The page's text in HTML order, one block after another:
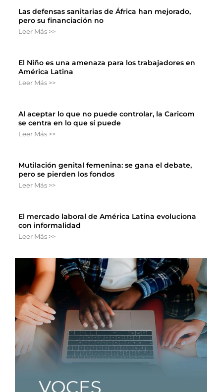
Las defensas sanitarias de África han mejorado,
pero su financiación no
Leer Más >>
El Niño es una amenaza para los trabajadores en
América Latina
Leer Más >>
Al aceptar lo que no puede controlar, la Caricom
se centra en lo que sí puede
Leer Más >>
Mutilación genital femenina: se gana el debate,
pero se pierden los fondos
Leer Más >>
El mercado laboral de América Latina evoluciona
con informalidad
Leer Más >>